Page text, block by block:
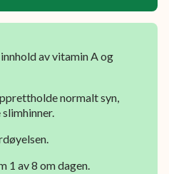
av vitamin A og
normalt syn,
1 av 8 om dagen.